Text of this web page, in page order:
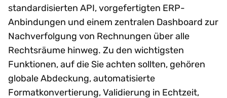
standardisierten API, vorgefertigten ERP-
Anbindungen und einem zentralen Dashboard zur
Nachverfolgung von Rechnungen über alle
Rechtsräume hinweg. Zu den wichtigsten
Funktionen, auf die Sie achten sollten, gehören
globale Abdeckung, automatisierte
Formatkonvertierung, Validierung in Echtzeit,